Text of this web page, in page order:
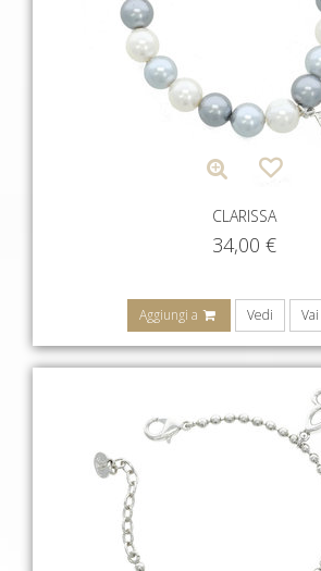
CLARISSA
34,00 €
Aggiungi a Vedi Vai